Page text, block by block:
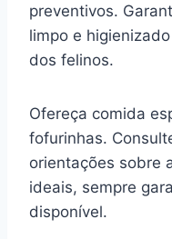
preventivos.
limpo e
dos felinos.
Ofereça comida
fofurinhas.
orientações sobre
ideais, sempre
disponível.